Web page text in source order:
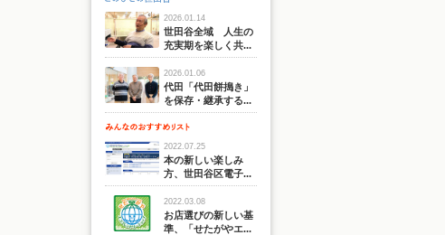
2026.01.14
世田谷全域 人生の
充実期を楽しく共...
2026.01.06
代田「代田餅搗き」
を保存・継承する...
2022.07.25
本の新しい楽しみ
方、世田谷区電子...
2022.03.08
お店選びの新しい基
準、「せたがやエ...